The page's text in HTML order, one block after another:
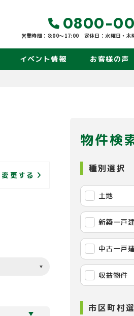
0800-
営業時間：8:00〜17:00 定休日：水曜日・木
イベント情報 お客様の声
変更する
物件検
種別選択
土地
新築一戸
中古一戸
収益物件
市区町村